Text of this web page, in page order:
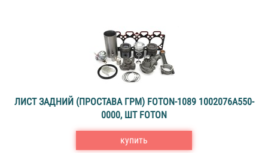
ЛИСТ ЗАДНИЙ (ПРОСТАВА ГPM) FOTON-1089 1002076А550-
0000, ШТ FOTON
купить